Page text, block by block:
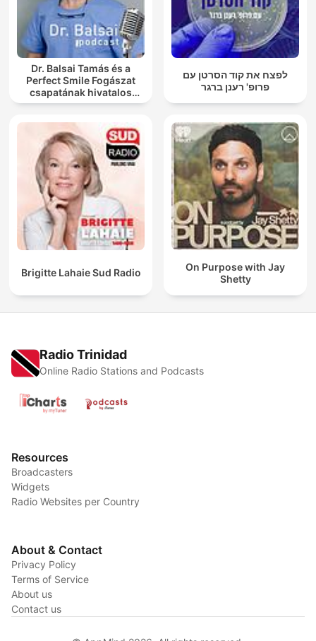
Dr. Balsai Tamás és a
Perfect Smile Fogászat
csapatának hivatalos
podcast csatornája
לפצח את קוד הסרטן עם
פרופ' רענן ברגר
Brigitte Lahaie Sud Radio
On Purpose with Jay
Shetty
Radio Trinidad
Online Radio Stations and Podcasts
Resources
Broadcasters
Widgets
Radio Websites per Country
About & Contact
Privacy Policy
Terms of Service
About us
Contact us